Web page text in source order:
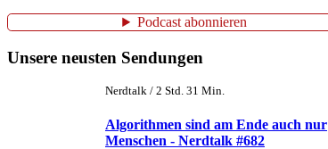
Podcast abonnieren
Unsere neusten Sendungen
Nerdtalk / 2 Std. 31 Min.
Algorithmen sind am Ende auch nur
Menschen - Nerdtalk #682